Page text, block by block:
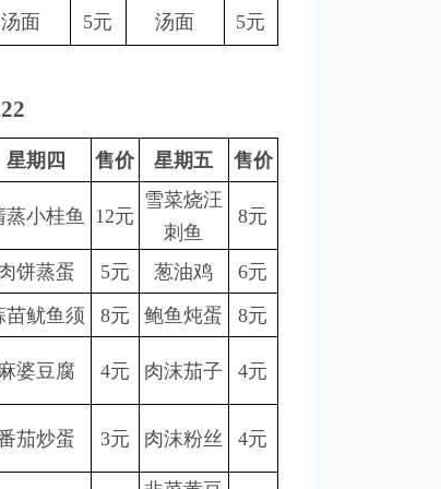
汤面 5元 汤面 5元
星期四 售价 星期五 售价
蒸小桂鱼 12元
雪菜烧汪
刺鱼
8元
饼蒸蛋 5元 葱油鸡
6元
苗鱿鱼须 8元 鲍鱼炖蛋 8元
婆豆腐 4元 肉沫茄子 4元
茄炒蛋 3元 肉沫粉丝 4元